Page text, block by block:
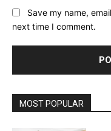
Save my name,
next time I comment.
MOST POPULAR